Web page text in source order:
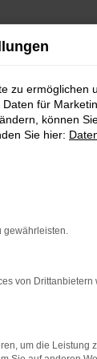
zu ermöglichen
für
können
Sie hier:
gewährleisten.
von Drittanbietern
um die Leistung